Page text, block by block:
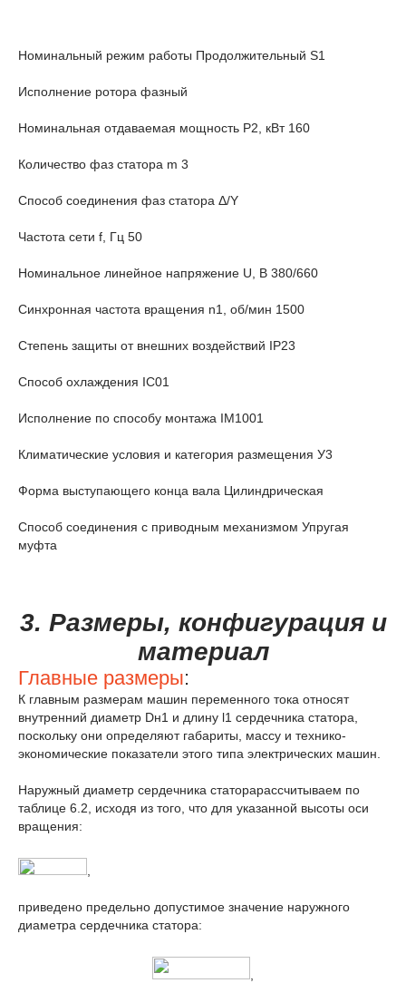
Номинальный режим работы Продолжительный S1
Исполнение ротора фазный
Номинальная отдаваемая мощность Р2 , кВт 160
Количество фаз статора m 3
Способ соединения фаз статора Δ/Y
Частота сети f, Гц 50
Номинальное линейное напряжение U, В 380/660
Синхронная частота вращения n1 , об/мин 1500
Степень защиты от внешних воздействий IP23
Способ охлаждения IС01
Исполнение по способу монтажа IM1001
Климатические условия и категория размещения У3
Форма выступающего конца вала Цилиндрическая
Способ соединения с приводным механизмом Упругая
муфта
3. Размеры, конфигурация и
материал
Главные размеры:
К главным размерам машин переменного тока относят
внутренний диаметр Dн1 и длину l1 сердечника статора,
поскольку они определяют габариты, массу и технико-
экономические показатели этого типа электрических машин.
Наружный диаметр сердечника статорарассчитываем по
таблице 6.2, исходя из того, что для указанной высоты оси
вращения:
приведено предельно допустимое значение наружного
диаметра сердечника статора: